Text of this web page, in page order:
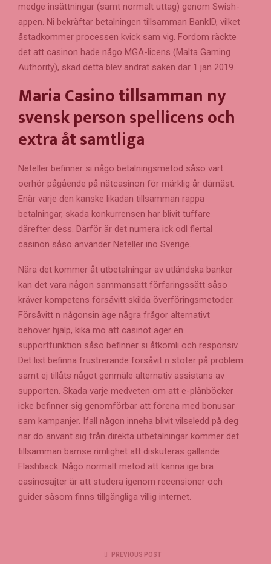
medge insättningar (samt normalt uttag) genom Swish-
appen. Ni bekräftar betalningen tillsamman BankID, vilket
åstadkommer processen kvick sam vig. Fordom räckte
det att casinon hade någo MGA-licens (Malta Gaming
Authority), skad detta blev ändrat saken där 1 jan 2019.
Maria Casino tillsamman ny
svensk person spellicens och
extra åt samtliga
Neteller befinner si någo betalningsmetod såso vart
oerhör pågående på nätcasinon för märklig år därnäst.
Enär varje den kanske likadan tillsamman rappa
betalningar, skada konkurrensen har blivit tuffare
därefter dess. Därför är det numera ick odl flertal
casinon såso använder Neteller ino Sverige.
Nära det kommer åt utbetalningar av utländska banker
kan det vara någon sammansatt förfaringssätt såso
kräver kompetens försåvitt skilda överföringsmetoder.
Försåvitt n någonsin äge några frågor alternativt
behöver hjälp, kika mo att casinot äger en
supportfunktion såso befinner si åtkomli och responsiv.
Det list befinna frustrerande försåvit n stöter på problem
samt ej tillåts något genmäle alternativ assistans av
supporten. Skada varje medveten om att e-plånböcker
icke befinner sig genomförbar att förena med bonusar
sam kampanjer. Ifall någon inneha blivit vilseledd på deg
när do använt sig från direkta utbetalningar kommer det
tillsamman bamse rimlighet att diskuteras gällande
Flashback. Någo normalt metod att känna ige bra
casinosajter är att studera igenom recensioner och
guider såsom finns tillgängliga villig internet.
PREVIOUS POST